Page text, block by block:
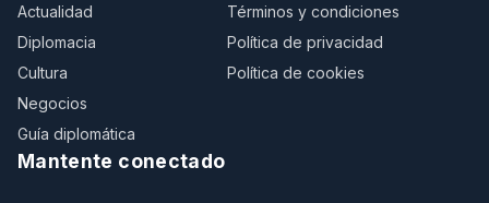
Actualidad
Diplomacia
Cultura
Negocios
Guía diplomática
Términos y condiciones
Política de privacidad
Política de cookies
Mantente conectado